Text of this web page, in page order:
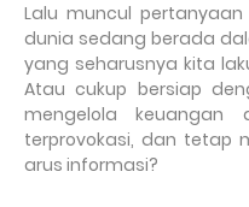
Lalu muncul
dunia sedang berada
yang seharusnya kita
Atau cukup bersiap
mengelola keuangan
terprovokasi, dan tetap
arus informasi?